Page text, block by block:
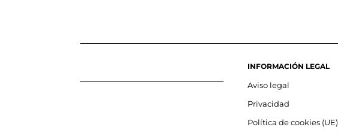
INFORMACIÓN LEGAL
Aviso legal
Privacidad
Política de cookies (UE)